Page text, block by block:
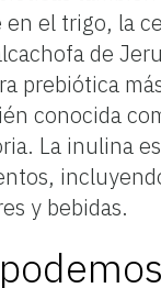
el trigo, la
de
prebiótica
conocida
La inulina
y bebidas.